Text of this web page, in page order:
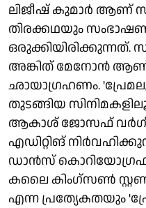
ലിജീഷ് കുമാർ ആണ്
തിരക്കഥയും
ഒരുക്കിയിരിക്കുന്നത്.
അങ്കിത് മേനോൻ
ഛായാഗ്രഹണം.
തുടങ്ങിയ
ആകാശ് ജോസഫ്
എഡിറ്റിങ്
ഡാൻസ്
കലൈ കിംഗ്സൺ
എന്ന പ്രത്യേകതയും